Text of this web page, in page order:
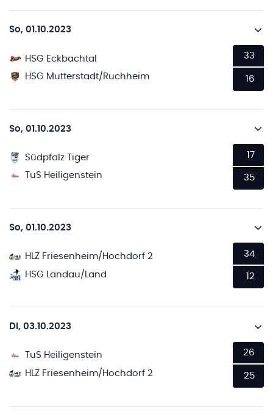
So, 01.10.2023
HSG Eckbachtal
HSG Mutterstadt/Ruchheim
33
16
So, 01.10.2023
Südpfalz Tiger
TuS Heiligenstein
17
35
So, 01.10.2023
HLZ Friesenheim/Hochdorf 2
HSG Landau/Land
34
12
Di, 03.10.2023
TuS Heiligenstein
HLZ Friesenheim/Hochdorf 2
26
25